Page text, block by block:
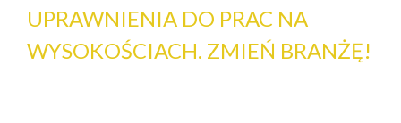
UPRAWNIENIA DO PRAC NA
WYSOKOŚCIACH. ZMIEŃ BRANŻĘ!